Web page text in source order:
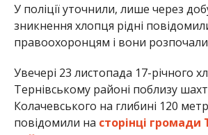
У поліції уточнили, лише через
зникнення хлопця рідні
правоохоронцям і вони
Увечері 23 листопада 17-річного
Тернівському районі поблизу
Колачевського на глибині 120
повідомили на сторінці громади